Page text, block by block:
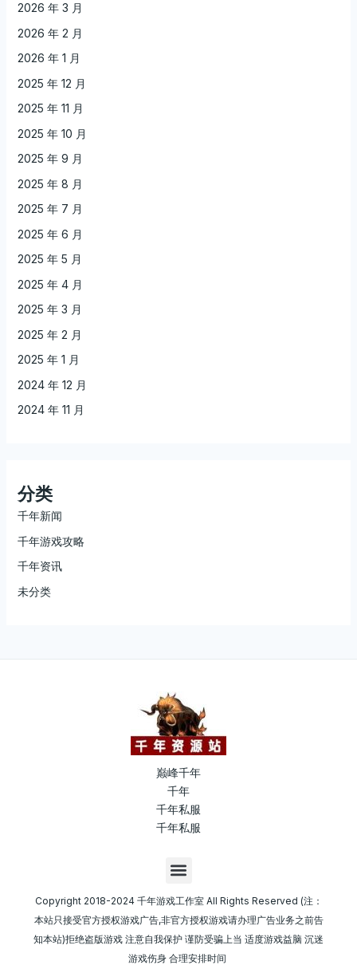
2026 年 3 月
2026 年 2 月
2026 年 1 月
2025 年 12 月
2025 年 11 月
2025 年 10 月
2025 年 9 月
2025 年 8 月
2025 年 7 月
2025 年 6 月
2025 年 5 月
2025 年 4 月
2025 年 3 月
2025 年 2 月
2025 年 1 月
2024 年 12 月
2024 年 11 月
分类
千年新闻
千年游戏攻略
千年资讯
未分类
巅峰千年
千年
千年私服
千年私服
M
e
n
u
Copyright 2018-2024 千年游戏工作室 All Rights Reserved (注：
本站只接受官方授权游戏广告,非官方授权游戏请办理广告业务之前告
知本站)拒绝盗版游戏 注意自我保护 谨防受骗上当 适度游戏益脑 沉迷
游戏伤身 合理安排时间